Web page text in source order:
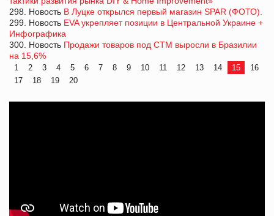
298. Новость В Луцке открылся первый магазин SPAR (ФОТО).
299. Новость EVA укрепляет позиции в Центральной Украине +
Инфографика
300. Новость Продажи товаров под СТМ выросли в Бразилии
на 15,6%
1 2 3 4 5 6 7 8 9 10 11 12 13 14 15
16
17
18 19 20